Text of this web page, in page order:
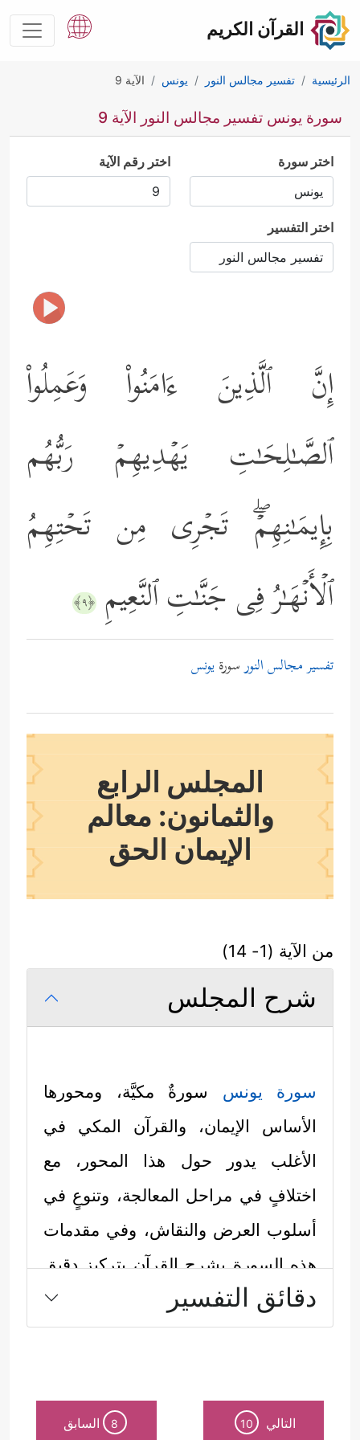
القرآن الكريم
الرئيسية تفسير مجالس النور يونس الآية 9
سورة يونس تفسير مجالس النور الآية 9
اختر سورة اختر رقم الآية
اختر التفسير
إِنَّ ٱلَّذِینَ ءَامَنُواْ وَعَمِلُواْ
ٱلصَّـٰلِحَـٰتِ یَهۡدِیهِمۡ رَبُّهُم
بِإِیمَـٰنِهِمۡۖ تَجۡرِی مِن تَحۡتِهِمُ
ٱلۡأَنۡهَـٰرُ فِی جَنَّـٰتِ ٱلنَّعِیمِ ﴿٩﴾
تفسير مجالس النورسورةيونس
المجلس الرابع
والثمانون: معالم
الإيمان الحق
من الآية (1- 14)
شرح المجلس
سورة يونس سورةٌ مكيَّة، ومحورها
الأساس الإيمان، والقرآن المكي في
الأغلب يدور حول هذا المحور، مع
اختلافٍ في مراحل المعالجة، وتنوعٍ في
أسلوب العرض والنقاش، وفي مقدمات
هذه السورة يشرح القرآن بتركيزٍ دقيقٍ
المبادئ الكليَّة لمفهوم الإيمان:
أولًا: الإيمانُ بالله الخالق﴿إِنَّ رَبَّكُمُ ٱللَّهُ
عَلَى ٱلۡعَرۡشِۖ یُدَبِّرُ ٱلۡأَمۡرَۖ﴾
﴿هُوَ ٱلَّذِی جَعَلَ ٱلشَّمۡسَ
دقائق التفسير
التالي 10
8 السابق